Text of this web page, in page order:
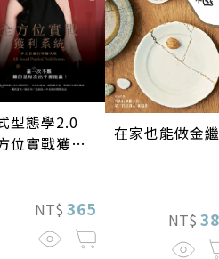
型態學2.0
位實戰獲利
NT$ 365
在家也能做金繼
NT$